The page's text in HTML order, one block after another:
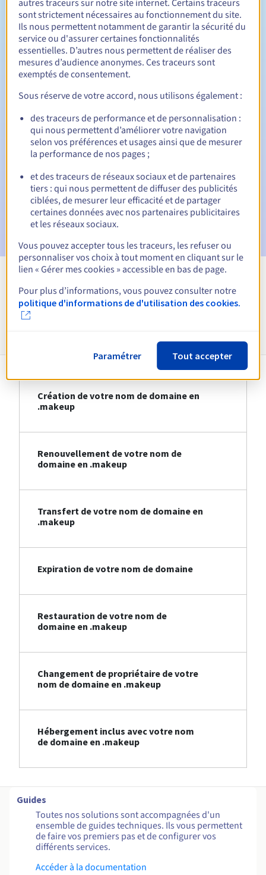
Durée de renouvellement Entre 1 et 10 ans
Période de rédemption
Notifications automatiques :
E-mails d'avertissement : 60, 30, 15, 7 et 3 jours avant la
date d'échéance
E-mail le jour de l'expirationpour notification de la
suspension du nom de domaine
E-mail après la période de grâce de rédemptionpour
notification de la suppression du nom de domaine
Voir toutes les extensions
Création de votre nom de domaine en
.makeup
Renouvellement de votre nom de
domaine en .makeup
Transfert de votre nom de domaine en
.makeup
Expiration de votre nom de domaine
Restauration de votre nom de
domaine en .makeup
Changement de propriétaire de votre
nom de domaine en .makeup
Hébergement inclus avec votre nom
de domaine en .makeup
Guides
Toutes nos solutions sont accompagnées d'un
ensemble de guides techniques. Ils vous permettent
de faire vos premiers pas et de configurer vos
différents services.
Accéder à la documentation
autres traceurs sur notre site internet. Certains traceurs
sont strictement nécessaires au fonctionnement du site.
Ils nous permettent notamment de garantir la sécurité du
service ou d'assurer certaines fonctionnalités
essentielles. D’autres nous permettent de réaliser des
mesures d’audience anonymes. Ces traceurs sont
exemptés de consentement.
Sous réserve de votre accord, nous utilisons également :
des traceurs de performance et de personnalisation :
qui nous permettent d’améliorer votre navigation
selon vos préférences et usages ainsi que de mesurer
la performance de nos pages ;
et des traceurs de réseaux sociaux et de partenaires
tiers : qui nous permettent de diffuser des publicités
ciblées, de mesurer leur efficacité et de partager
certaines données avec nos partenaires publicitaires
et les réseaux sociaux.
Vous pouvez accepter tous les traceurs, les refuser ou
personnaliser vos choix à tout moment en cliquant sur le
lien « Gérer mes cookies » accessible en bas de page.
Pour plus d’informations, vous pouvez consulter notre
politique d'informations de d'utilisation des cookies.
Paramétrer Tout accepter